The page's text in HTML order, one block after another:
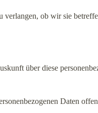
ob wir sie
über diese
Daten